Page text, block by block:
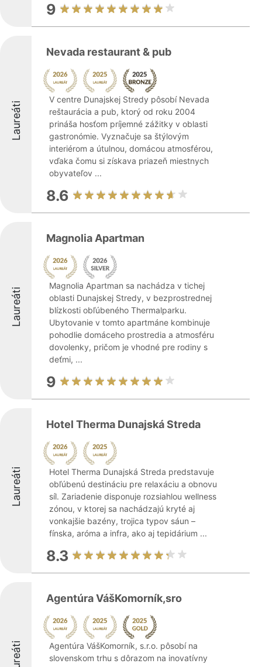
9
Laureáti
Nevada restaurant & pub
V centre Dunajskej Stredy pôsobí Nevada
reštaurácia a pub, ktorý od roku 2004
prináša hosťom príjemné zážitky v oblasti
gastronómie. Vyznačuje sa štýlovým
interiérom a útulnou, domácou atmosférou,
vďaka čomu si získava priazeň miestnych
obyvateľov ...
8.6
Laureáti
Magnolia Apartman
Magnolia Apartman sa nachádza v tichej
oblasti Dunajskej Stredy, v bezprostrednej
blízkosti obľúbeného Thermalparku.
Ubytovanie v tomto apartmáne kombinuje
pohodlie domáceho prostredia a atmosféru
dovolenky, pričom je vhodné pre rodiny s
deťmi, ...
9
Laureáti
Hotel Therma Dunajská Streda
Hotel Therma Dunajská Streda predstavuje
obľúbenú destináciu pre relaxáciu a obnovu
síl. Zariadenie disponuje rozsiahlou wellness
zónou, v ktorej sa nachádzajú kryté aj
vonkajšie bazény, trojica typov sáun –
fínska, aróma a infra, ako aj tepidárium ...
8.3
Agentúra VášKomorník,sro
Agentúra VášKomorník, s.r.o. pôsobí na
slovenskom trhu s dôrazom na inovatívny